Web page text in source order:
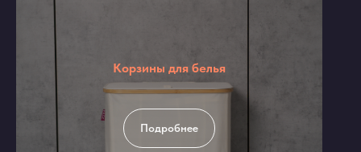
Корзины для белья
Подробнее